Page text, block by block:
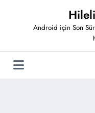
Android için Son